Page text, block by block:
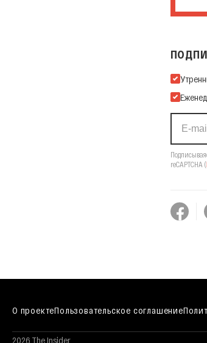
reCAPTCHA (
О проектеПользовательское соглашение
2026 The Insider